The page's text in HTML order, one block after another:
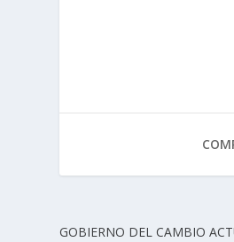
GOBIERNO DEL CAMBIO